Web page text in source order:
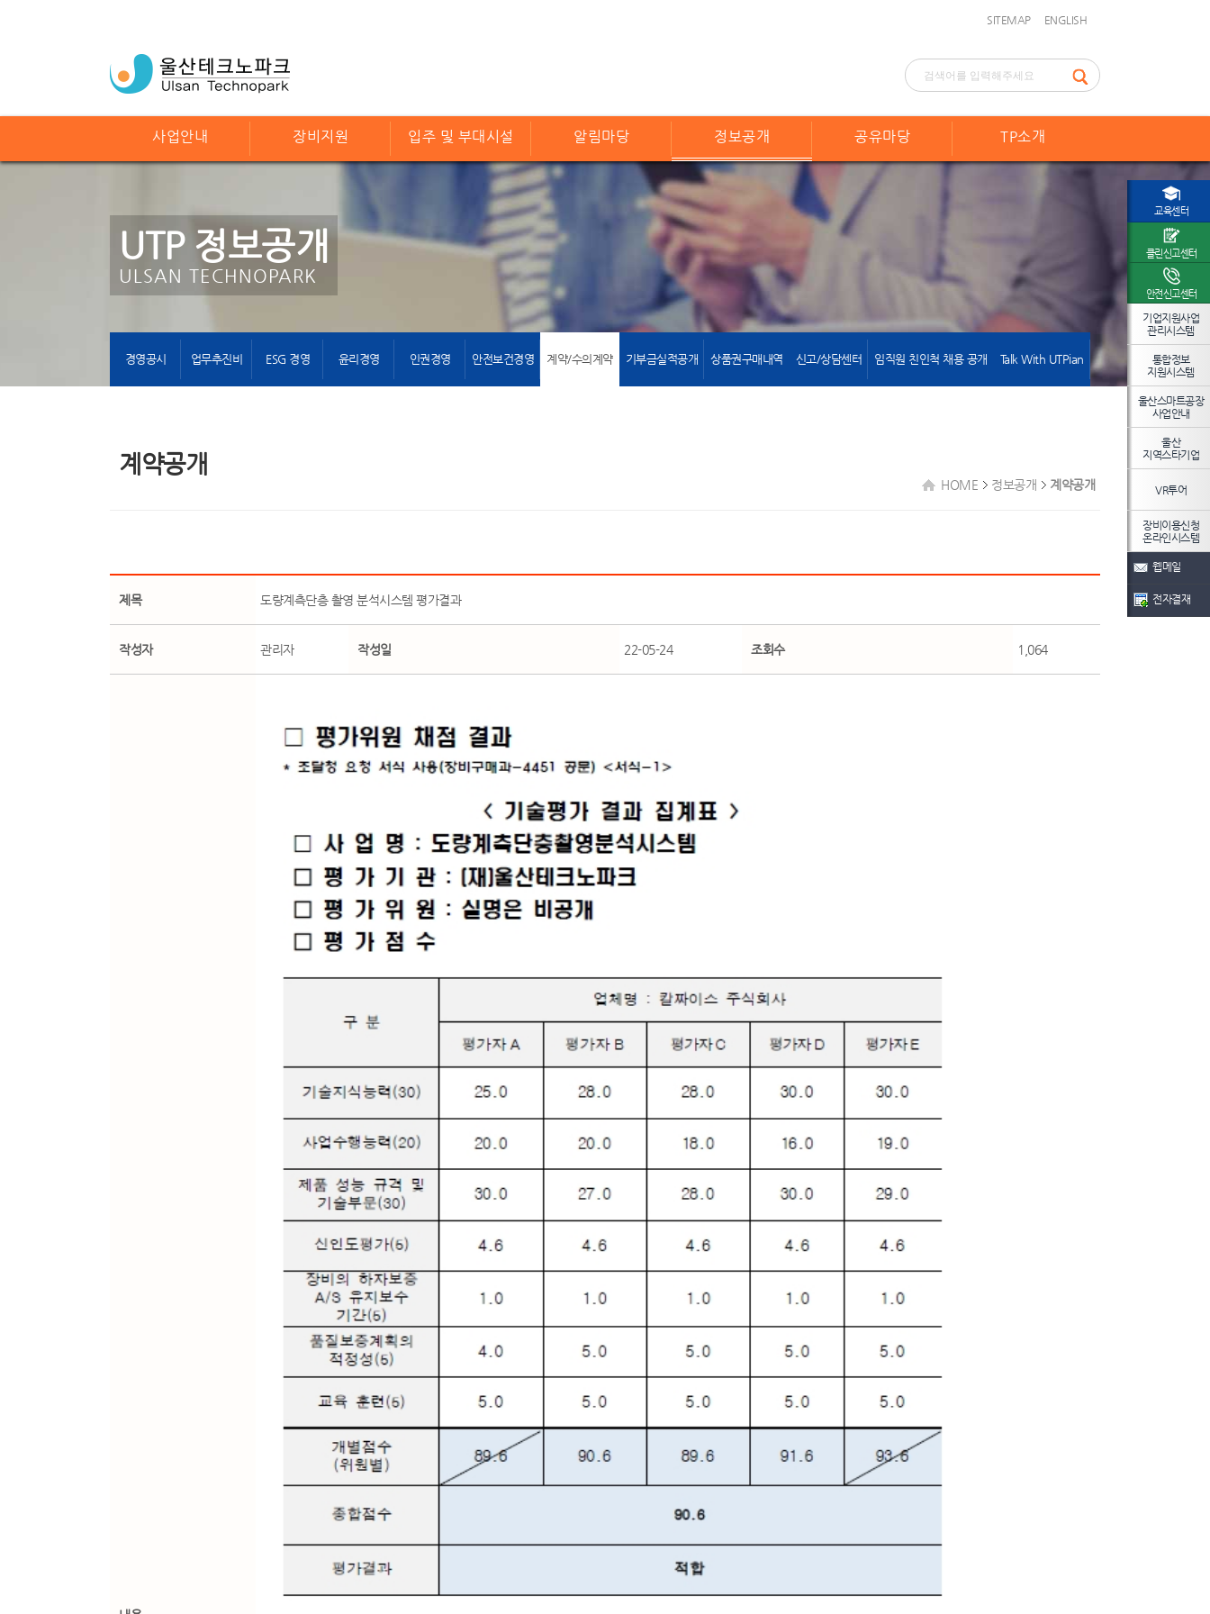
SITEMAP ENGLISH
사업안내 장비지원 입주 및 부대시설 알림마당 정보공개 공유마당 TP소개
UTP 정보공개
ULSAN TECHNOPARK
경영공시 업무추진비 ESG 경영 윤리경영 인권경영 안전보건경영 계약/수의계약 기부금실적공개 상품권구매내역 신고/상담센터 임직원 친인척 채용 공개 Talk With UTPian
계약공개
HOME 정보공개 계약공개
제목 도량계측단층 촬영 분석시스템 평가결과
작성자 관리자 작성일 22-05-24 조회수 1,064
교육센터
클린신고센터
안전신고센터
기업지원사업
관리시스템
통합정보
지원시스템
울산스마트공장
사업안내
울산
지역스타기업
VR투어
장비이용신청
온라인시스템
웹메일
전자결재